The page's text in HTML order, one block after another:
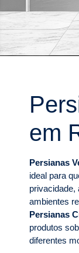
em
Persianas
ideal para
privacidade,
ambientes
Persianas
produtos
diferentes